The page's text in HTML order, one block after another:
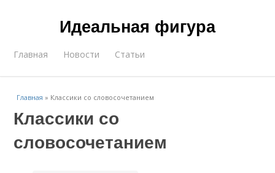
Идеальная фигура
Главная Новости Статьи
Главная » Классики со словосочетанием
Классики со
словосочетанием